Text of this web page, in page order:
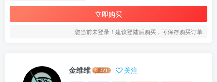
立即购买
您当前未登录！建议登陆后购买，可保存购买订单
金维维 关注